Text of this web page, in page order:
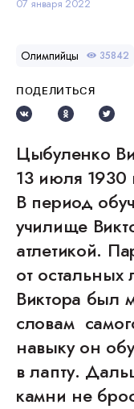
07 января 2022
Олимпийцы 35842
ПОДЕЛИТЬСЯ
Цыбуленко
13 июля 1930
В период
училище
атлетикой.
от
Виктора
словам
навыку он
в лапту.
камни не